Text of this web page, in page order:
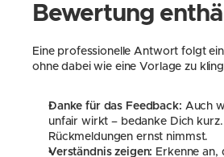
Bewertung
Eine professionelle Antwort folgt
ohne dabei wie eine Vorlage zu
Danke für das Feedback: Auch
unfair wirkt – bedanke Dich
Rückmeldungen ernst nimmst.
Verständnis zeigen: Erkenne an,